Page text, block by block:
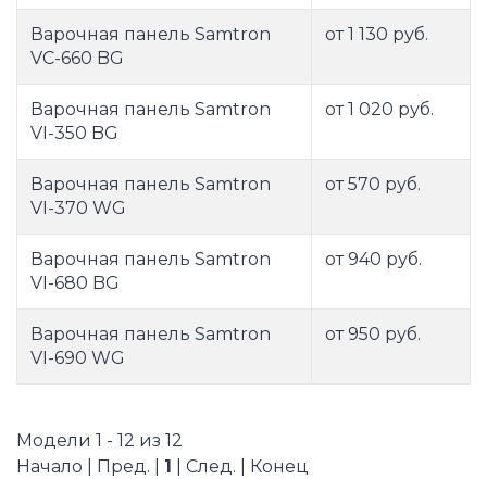
Варочная панель Samtron
VC-660 BG
от 1 130 руб.
Варочная панель Samtron
VI-350 BG
от 1 020 руб.
Варочная панель Samtron
VI-370 WG
от 570 руб.
Варочная панель Samtron
VI-680 BG
от 940 руб.
Варочная панель Samtron
VI-690 WG
от 950 руб.
Модели 1 - 12 из 12
Начало | Пред. | 1 | След. | Конец